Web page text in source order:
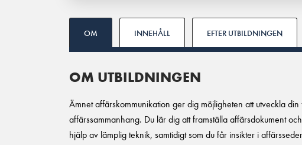
OM INNEHÅLL EFTER UTBILDNINGEN
OM UTBILDNINGEN
Ämnet affärskommunikation ger dig möjligheten att utveckla
affärssammanhang. Du lär dig att framställa affärsdokument
hjälp av lämplig teknik, samtidigt som du får insikter i